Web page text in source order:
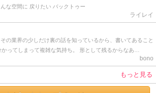
にも思わなかったワケですが。 早速ですが制作を開始しま
パチ組でいきます。 そもそも色分けなんか必要ないし。 この
僧のように作ってしまおうと思います。 なお、組み立て説
ーズ5までの大工程で別れていて、フェーズ1は飾り用のスタ
レームの組み立てになっています。 この辺はだいたいPGU
ね。 ちなみに組み立て説明書ですが、110ページありまし
うせなら袋とじでシコいグラビアでも差し込んだらいいの
タンドと内部フレームの組み立てから始めますかね。 いざ、
他人には見せたことはありません。 プライドってのはとても
まっ、そんな感じで久しぶりに覗いてみたら、地味にアク
に書いてみた。 ではでは。 そんな感じ。
な空間に 戻りたい バックトゥー
ライレイ
の業界の少しだけ裏の話を知っているから、書いてあること
ってしまって複雑な気持ち。 形として残るからなあ…
bono
もっと見る